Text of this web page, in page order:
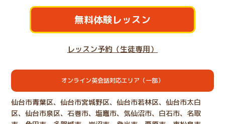
無料体験レッスン
レッスン予約（生徒専用）
オンライン英会話対応エリア（一部）
仙台市青葉区、仙台市宮城野区、仙台市若林区、仙台市太白
区、仙台市泉区、石巻市、塩竈市、気仙沼市、白石市、名取